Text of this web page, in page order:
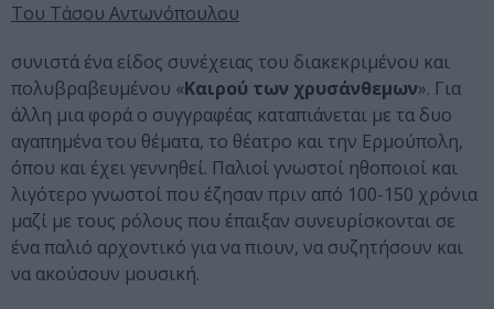
Του Τάσου Αντωνόπουλου
συνιστά ένα είδος συνέχειας του διακεκριμένου και
πολυβραβευμένου «Καιρού των χρυσάνθεμων». Για
άλλη μια φορά ο συγγραφέας καταπιάνεται με τα δυο
αγαπημένα του θέματα, το θέατρο και την Ερμούπολη,
όπου και έχει γεννηθεί. Παλιοί γνωστοί ηθοποιοί και
λιγότερο γνωστοί που έζησαν πριν από 100-150 χρόνια
μαζί με τους ρόλους που έπαιξαν συνευρίσκονται σε
ένα παλιό αρχοντικό για να πιουν, να συζητήσουν και
να ακούσουν μουσική.